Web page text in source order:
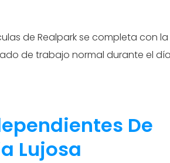
de Realpark se completa con
trabajo normal durante el día
De
Lujosa